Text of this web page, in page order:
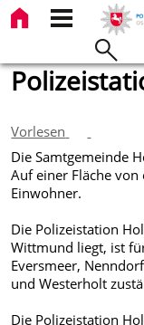
Vorlesen
Die Samtgemeinde
Auf einer Fläche
Einwohner.
Die Polizeistation
Wittmund liegt, ist
Eversmeer,
und Westerholt
Die Polizeistation